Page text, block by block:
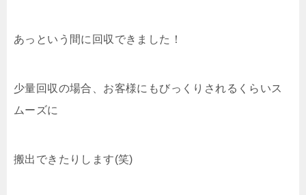
あっという間に回収できました！
少量回収の場合、お客様にもびっくりされるくらいス
ムーズに
搬出できたりします(笑)